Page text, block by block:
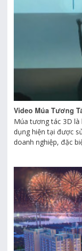
Video Múa Tương
Múa tương tác 3D
dụng hiện tại được
doanh nghiệp, đặc